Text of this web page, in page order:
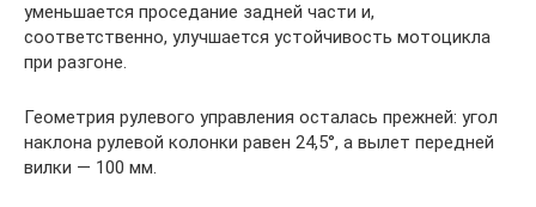
уменьшается проседание задней части и,
соответственно, улучшается устойчивость мотоцикла
при разгоне.
Геометрия рулевого управления осталась прежней: угол
наклона рулевой колонки равен 24,5°, а вылет передней
вилки — 100 мм.